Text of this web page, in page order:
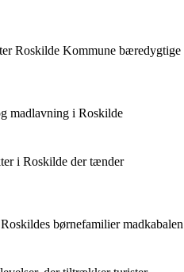
Roskilde Kommune bæredygtige
madlavning i Roskilde
i Roskilde der tænder
børnefamilier madkabalen